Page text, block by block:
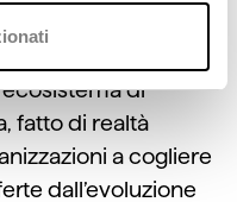
di
fatto di realtà
a cogliere
dall’evoluzione